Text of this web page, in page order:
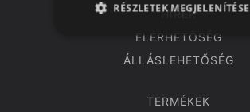
HÍREK
ELÉRHETŐSÉG
ÁLLÁSLEHETŐSÉG
TERMÉKEK
RÉSZLETEK MEGJELENÍTÉSE